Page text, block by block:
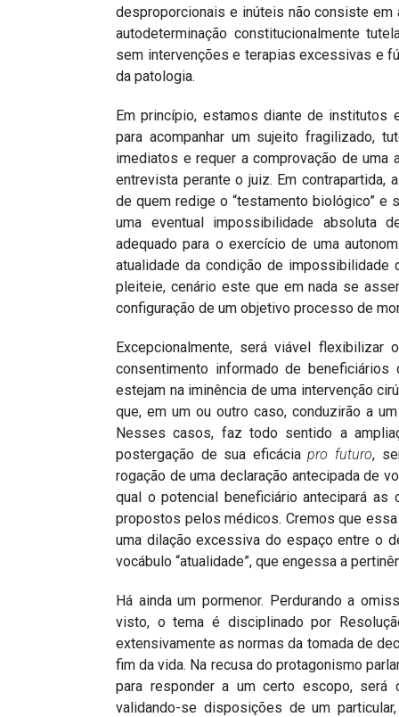
desproporcionais e inúteis não consiste
autodeterminação constitucionalmente
sem intervenções e terapias excessivas e
da patologia.
Em princípio, estamos diante de institutos
para acompanhar um sujeito fragilizado,
imediatos e requer a comprovação de
entrevista perante o juiz. Em contrapartida,
de quem redige o “testamento biológico”
uma eventual impossibilidade absoluta
adequado para o exercício de uma
atualidade da condição de
pleiteie, cenário este que em nada se
configuração de um objetivo processo de
Excepcionalmente, será viável
consentimento informado de
estejam na iminência de uma intervenção
que, em um ou outro caso, conduzirão a
Nesses casos, faz todo sentido a
postergação de sua eficáciapro futuro,
rogação de uma declaração antecipada de
qual o potencial beneficiário antecipará as
propostos pelos médicos. Cremos que
uma dilação excessiva do espaço entre o
vocábulo “atualidade”, que engessa a
Há ainda um pormenor. Perdurando a
visto, o tema é disciplinado por
extensivamente as normas da tomada de
fim da vida. Na recusa do protagonismo
para responder a um certo escopo, será
validando-se disposições de um